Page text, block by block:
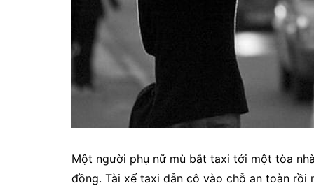
Một người phụ nữ mù bắt taxi tới một tòa
đồng. Tài xế taxi dẫn cô vào chỗ an toàn